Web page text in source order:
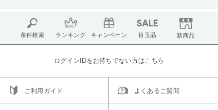
条件検索 ランキング キャンペーン 目玉品 新商品
ログインIDをお持ちでない方はこちら
ご利用ガイド よくあるご質問